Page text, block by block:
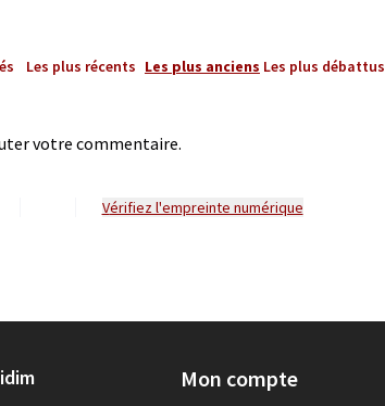
Les plus récents Les plus anciens Les plus débattus
votre commentaire.
Vérifiez l'empreinte numérique
Mon compte